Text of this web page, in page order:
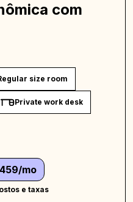
com
size room
Private work desk
mo
e taxas